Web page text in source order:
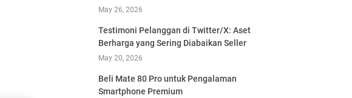
May 26, 2026
Testimoni Pelanggan di Twitter/X: Aset
Berharga yang Sering Diabaikan Seller
May 20, 2026
Beli Mate 80 Pro untuk Pengalaman
Smartphone Premium